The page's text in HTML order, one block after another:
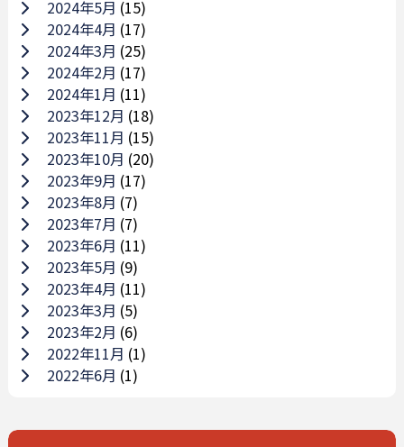
2024年5月 (15)
2024年4月 (17)
2024年3月 (25)
2024年2月 (17)
2024年1月 (11)
2023年12月 (18)
2023年11月 (15)
2023年10月 (20)
2023年9月 (17)
2023年8月 (7)
2023年7月 (7)
2023年6月 (11)
2023年5月 (9)
2023年4月 (11)
2023年3月 (5)
2023年2月 (6)
2022年11月 (1)
2022年6月 (1)